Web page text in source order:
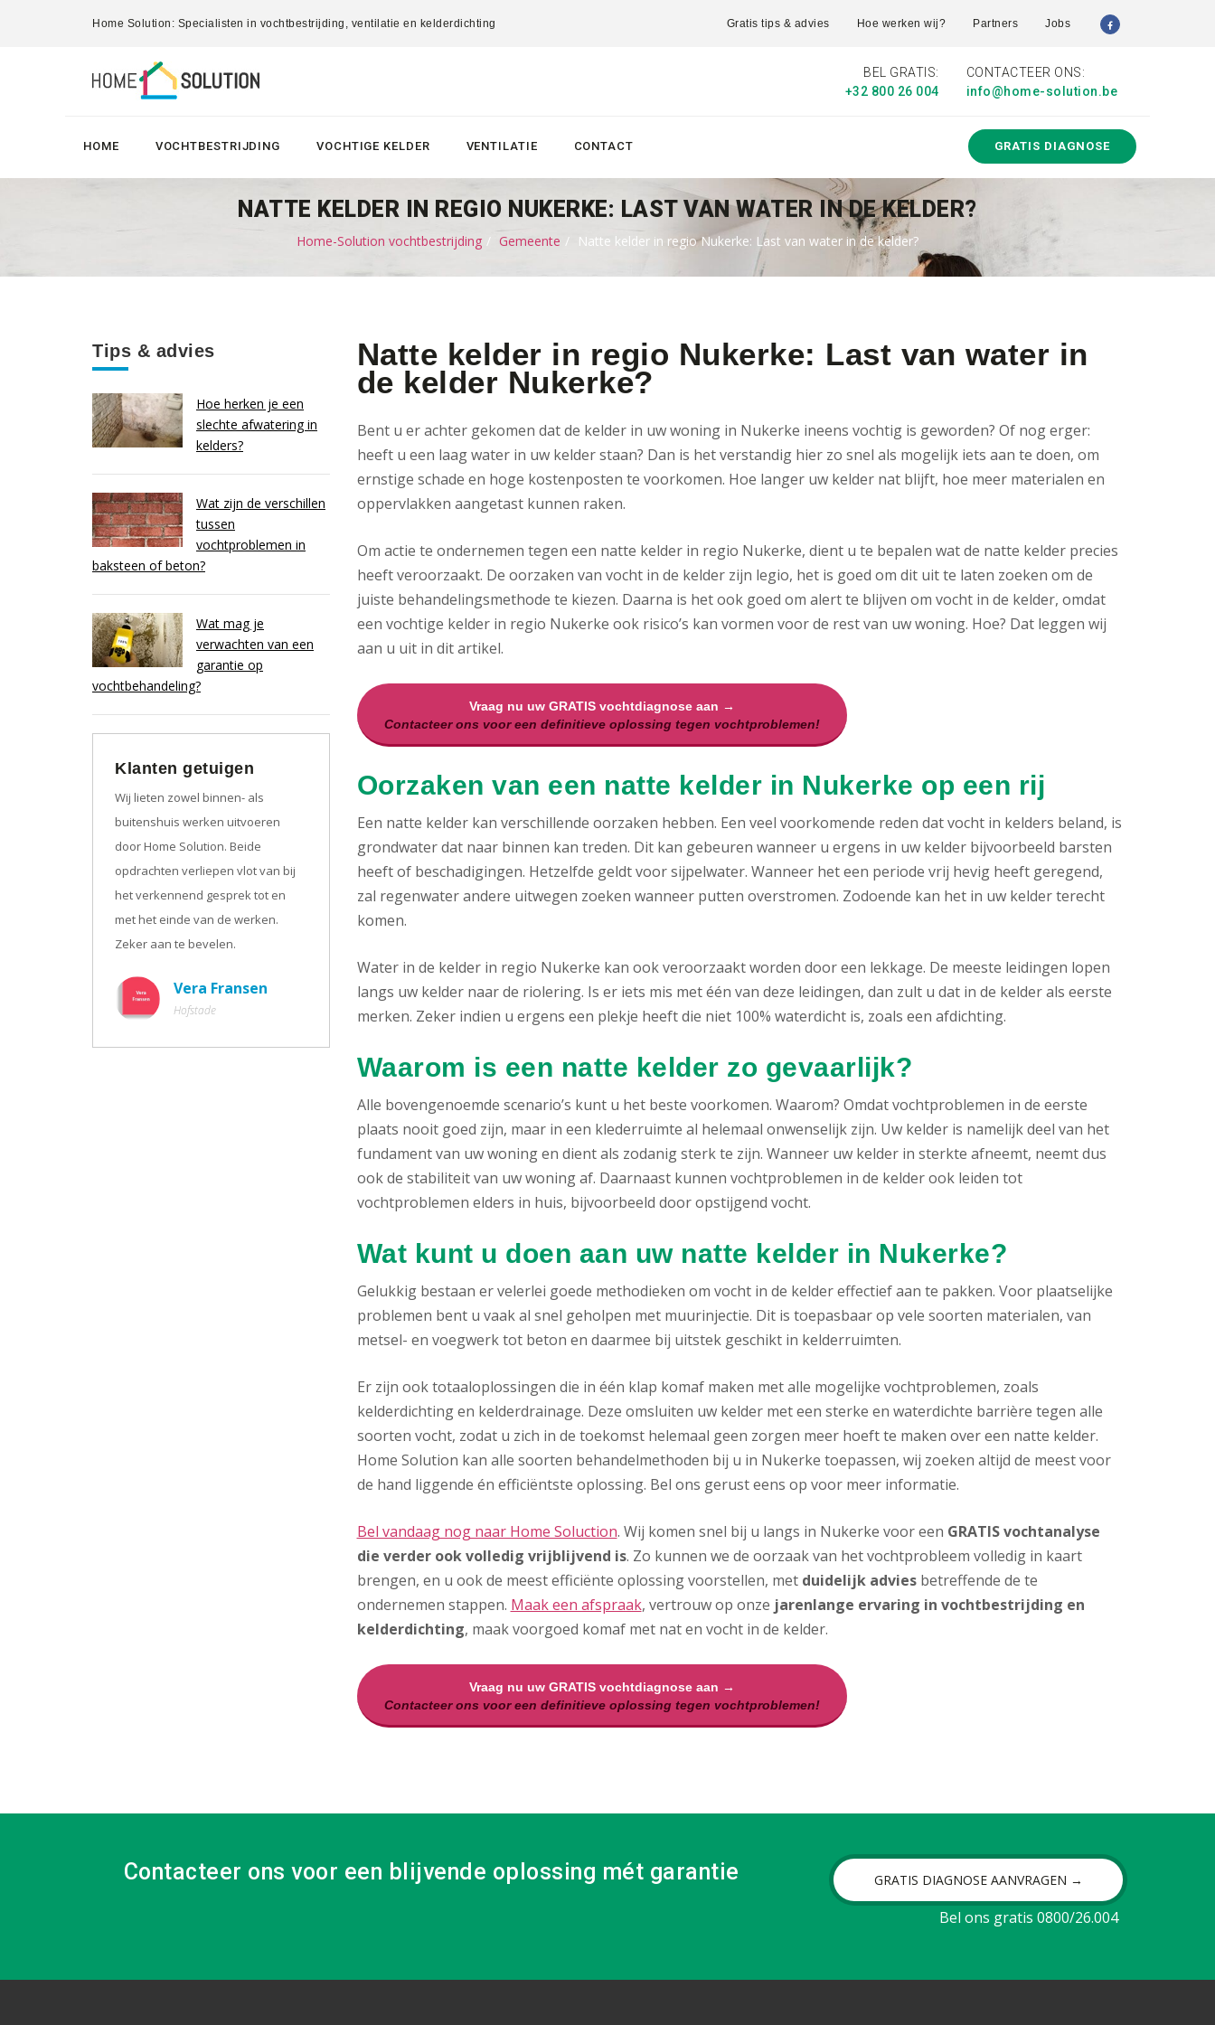
Home Solution: Specialisten in vochtbestrijding, ventilatie en kelderdichting Gratis tips & advies Hoe werken wij? Partners Jobs
BEL GRATIS:
+32 800 26 004
CONTACTEER ONS:
info@home-solution.be
HOME VOCHTBESTRIJDING VOCHTIGE KELDER VENTILATIE CONTACT GRATIS DIAGNOSE
NATTE KELDER IN REGIO NUKERKE: LAST VAN WATER IN DE KELDER?
Home-Solution vochtbestrijding Gemeente Natte kelder in regio Nukerke: Last van water in de kelder?
Tips & advies
Hoe herken je een
slechte afwatering in
kelders?
Wat zijn de verschillen
tussen
vochtproblemen in
baksteen of beton?
Wat mag je
verwachten van een
garantie op
vochtbehandeling?
Klanten getuigen
Wij lieten zowel binnen- als
buitenshuis werken uitvoeren
door Home Solution. Beide
opdrachten verliepen vlot van bij
het verkennend gesprek tot en
met het einde van de werken.
Zeker aan te bevelen.
Vera Fransen
Hofstade
Natte kelder in regio Nukerke: Last van water in
de kelder Nukerke?
Bent u er achter gekomen dat de kelder in uw woning in Nukerke ineens vochtig is geworden? Of nog erger:
heeft u een laag water in uw kelder staan? Dan is het verstandig hier zo snel als mogelijk iets aan te doen, om
ernstige schade en hoge kostenposten te voorkomen. Hoe langer uw kelder nat blijft, hoe meer materialen en
oppervlakken aangetast kunnen raken.
Om actie te ondernemen tegen een natte kelder in regio Nukerke, dient u te bepalen wat de natte kelder precies
heeft veroorzaakt. De oorzaken van vocht in de kelder zijn legio, het is goed om dit uit te laten zoeken om de
juiste behandelingsmethode te kiezen. Daarna is het ook goed om alert te blijven om vocht in de kelder, omdat
een vochtige kelder in regio Nukerke ook risico’s kan vormen voor de rest van uw woning. Hoe? Dat leggen wij
aan u uit in dit artikel.
Vraag nu uw GRATIS vochtdiagnose aan →
Contacteer ons voor een definitieve oplossing tegen vochtproblemen!
Oorzaken van een natte kelder in Nukerke op een rij
Een natte kelder kan verschillende oorzaken hebben. Een veel voorkomende reden dat vocht in kelders beland, is
grondwater dat naar binnen kan treden. Dit kan gebeuren wanneer u ergens in uw kelder bijvoorbeeld barsten
heeft of beschadigingen. Hetzelfde geldt voor sijpelwater. Wanneer het een periode vrij hevig heeft geregend,
zal regenwater andere uitwegen zoeken wanneer putten overstromen. Zodoende kan het in uw kelder terecht
komen.
Water in de kelder in regio Nukerke kan ook veroorzaakt worden door een lekkage. De meeste leidingen lopen
langs uw kelder naar de riolering. Is er iets mis met één van deze leidingen, dan zult u dat in de kelder als eerste
merken. Zeker indien u ergens een plekje heeft die niet 100% waterdicht is, zoals een afdichting.
Waarom is een natte kelder zo gevaarlijk?
Alle bovengenoemde scenario’s kunt u het beste voorkomen. Waarom? Omdat vochtproblemen in de eerste
plaats nooit goed zijn, maar in een klederruimte al helemaal onwenselijk zijn. Uw kelder is namelijk deel van het
fundament van uw woning en dient als zodanig sterk te zijn. Wanneer uw kelder in sterkte afneemt, neemt dus
ook de stabiliteit van uw woning af. Daarnaast kunnen vochtproblemen in de kelder ook leiden tot
vochtproblemen elders in huis, bijvoorbeeld door opstijgend vocht.
Wat kunt u doen aan uw natte kelder in Nukerke?
Gelukkig bestaan er velerlei goede methodieken om vocht in de kelder effectief aan te pakken. Voor plaatselijke
problemen bent u vaak al snel geholpen met muurinjectie. Dit is toepasbaar op vele soorten materialen, van
metsel- en voegwerk tot beton en daarmee bij uitstek geschikt in kelderruimten.
Er zijn ook totaaloplossingen die in één klap komaf maken met alle mogelijke vochtproblemen, zoals
kelderdichting en kelderdrainage. Deze omsluiten uw kelder met een sterke en waterdichte barrière tegen alle
soorten vocht, zodat u zich in de toekomst helemaal geen zorgen meer hoeft te maken over een natte kelder.
Home Solution kan alle soorten behandelmethoden bij u in Nukerke toepassen, wij zoeken altijd de meest voor
de hand liggende én efficiëntste oplossing. Bel ons gerust eens op voor meer informatie.
Bel vandaag nog naar Home Soluction. Wij komen snel bij u langs in Nukerke voor een GRATIS vochtanalyse
die verder ook volledig vrijblijvend is. Zo kunnen we de oorzaak van het vochtprobleem volledig in kaart
brengen, en u ook de meest efficiënte oplossing voorstellen, met duidelijk adviesbetreffende de te
ondernemen stappen. Maak een afspraak, vertrouw op onze jarenlange ervaring in vochtbestrijding en
kelderdichting, maak voorgoed komaf met nat en vocht in de kelder.
Vraag nu uw GRATIS vochtdiagnose aan →
Contacteer ons voor een definitieve oplossing tegen vochtproblemen!
Contacteer ons voor een blijvende oplossing mét garantie GRATIS DIAGNOSE AANVRAGEN →
Bel ons gratis 0800/26.004